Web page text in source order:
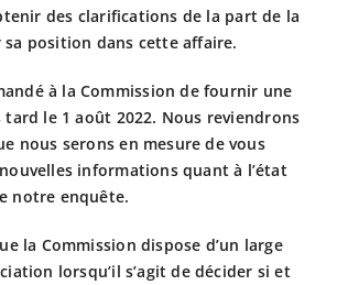
des clarifications de la part de la
sa position dans cette affaire.
à la Commission de fournir une
tard le 1 août 2022. Nous reviendrons
nous serons en mesure de vous
informations quant à l’état
notre enquête.
la Commission dispose d’un large
lorsqu’il s’agit de décider si et